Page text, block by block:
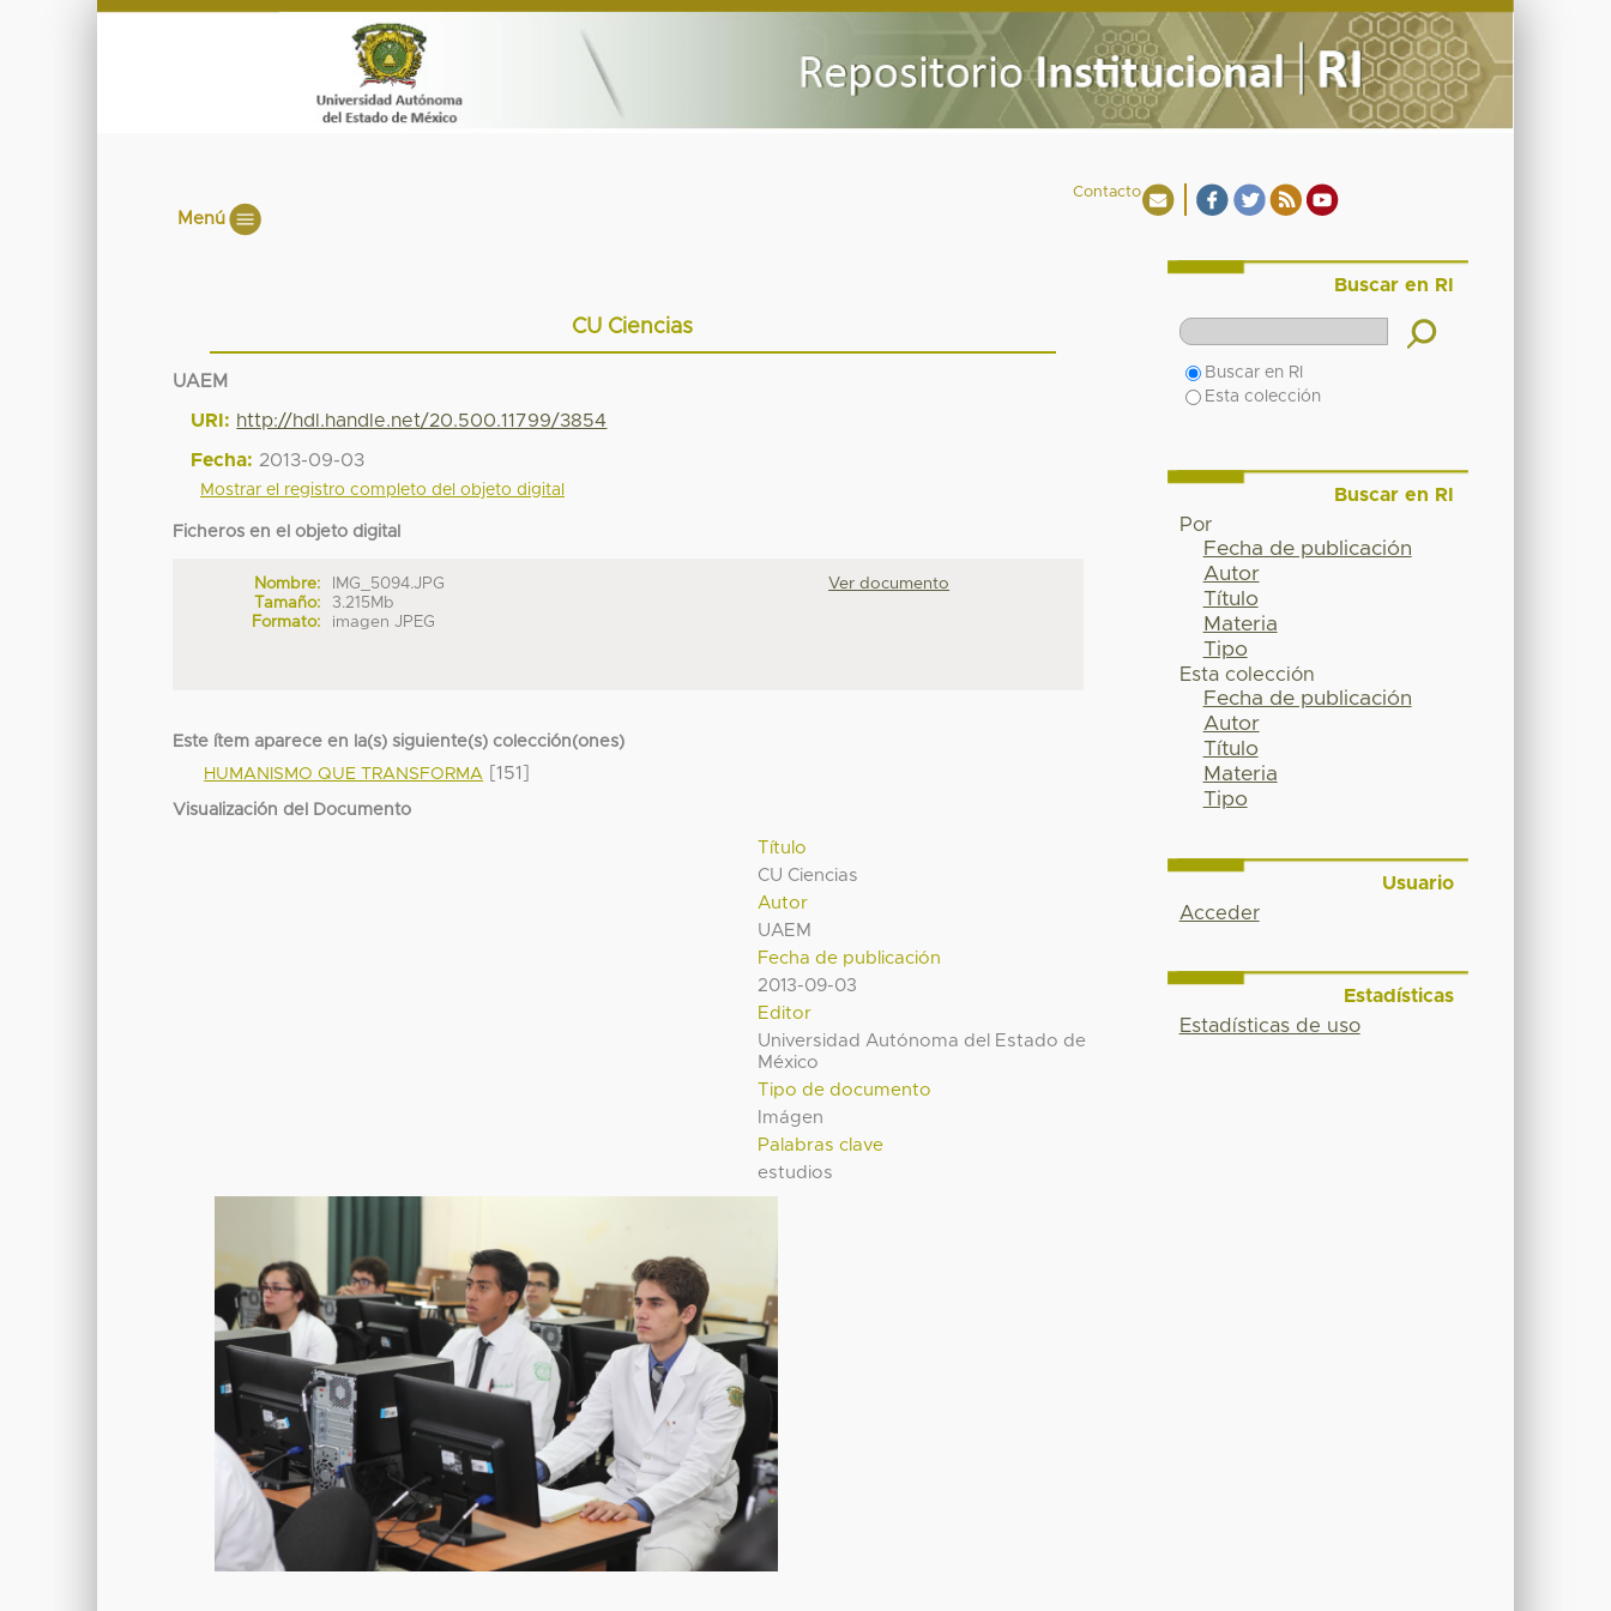
Contacto
Menú
CU Ciencias
UAEM
URI: http://hdl.handle.net/20.500.11799/3854
Fecha: 2013-09-03
Mostrar el registro completo del objeto digital
Ficheros en el objeto digital
Nombre:
IMG_5094.JPG
Tamaño:
3.215Mb
Formato:
imagen JPEG
Ver documento
Este ítem aparece en la(s) siguiente(s) colección(ones)
HUMANISMO QUE TRANSFORMA [151]
Visualización del Documento
Título
CU Ciencias
Autor
UAEM
Fecha de publicación
2013-09-03
Editor
Universidad Autónoma del Estado de
México
Tipo de documento
Imágen
Palabras clave
estudios
Buscar en RI
Buscar en RI
Esta colección
Buscar en RI
Por
Fecha de publicación
Autor
Título
Materia
Tipo
Esta colección
Fecha de publicación
Autor
Título
Materia
Tipo
Usuario
Acceder
Estadísticas
Estadísticas de uso